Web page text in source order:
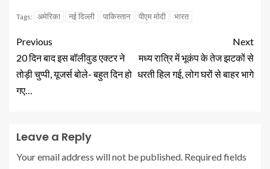
Tags: अमेरिका नई दिल्ली पाकिस्तान पीएम मोदी भारत
Previous
20 दिन बाद इस बॉलीवुड एक्टर ने
तोड़ी चुप्पी, यूजर्स बोले- बहुत दिन हो
गए…
Next
मध्य रात्रि में भूकंप के तेज झटकों से
धरती हिल गई, लोग घरों से बाहर भागे
Leave a Reply
Your email address will not be published. Required fields